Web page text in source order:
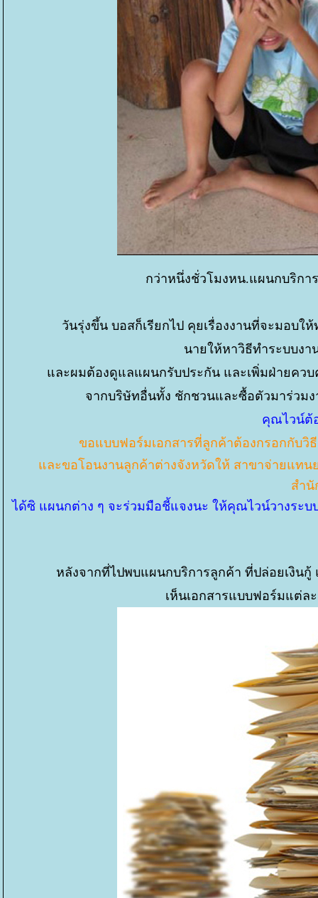
กว่าหนึ่งชั่วโมงหน.แผนกบริกา
วันรุ่งขึ้น บอสก็เรียกไป คุยเรื่องงานที่จะมอบใ
นายให้หาวิธีทำระบบง
ละผมต้องดูแลแผนกรับประกัน และเพิ่มฝ่ายควบ
จากบริษัทอื่นทั้ง ชักชวนและซื้อตัวมาร่วมง
คุณไวน์ต้
ขอแบบฟอร์มเอกสารที่ลูกค้าต้องกรอกกับวิ
ละขอโอนงานลูกค้าต่างจังหวัดให้ สาขาจ่ายแทน
สำนั
ได้ซิ แผนกต่าง ๆ จะร่วมมือชี้แจงนะ ให้คุณไวน์วางระบ
หลังจากที่ไปพบแผนกบริการลูกค้า ที่ปล่อยเงิน
เห็นเอกสารแบบฟอร์มแต่ล